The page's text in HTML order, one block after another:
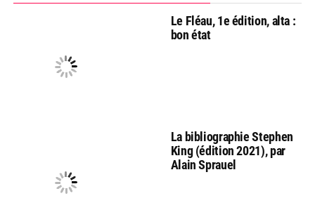
Le Fléau, 1e édition, alta :
bon état
La bibliographie Stephen
King (édition 2021), par
Alain Sprauel